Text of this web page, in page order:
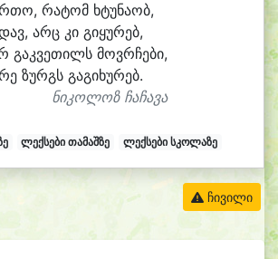
თო, რატომ ხტუნაობ,
არც კი გიყურებ,
გაკვეთილს მოვრჩები,
ზურგს გაგიხურებ.
ნიკოლოზ ჩაჩავა
ლექსები თამაშზე ლექსები სკოლაზე
ჩივილი